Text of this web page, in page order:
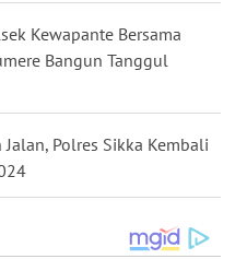
Kewapante Bersama
Bangun Tanggul
Polres Sikka Kembali